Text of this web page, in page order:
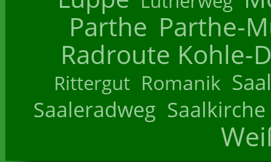
Parthe Parthe-
Radroute Kohle-
Rittergut Romanik
Saaleradweg Saalkirche